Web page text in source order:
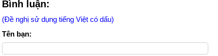
Bình luận:
(Đề nghị sử dụng tiếng Việt có dấu)
Tên bạn: